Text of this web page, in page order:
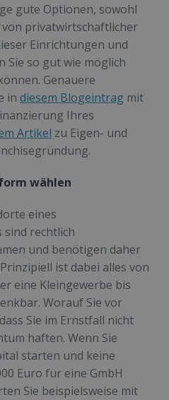
gute Optionen, sowohl
privatwirtschaftlicher
Einrichtungen und
Sie so gut wie möglich
Genauere
in diesem Blogeintrag mit
Ihres
Artikel zu Eigen- und
wählen
eines
sind rechtlich
und benötigen daher
ist dabei alles von
eine Kleingewerbe bis
Worauf Sie vor
Sie im Ernstfall nicht
haften. Wenn Sie
starten und keine
Euro für eine GmbH
Sie beispielsweise mit